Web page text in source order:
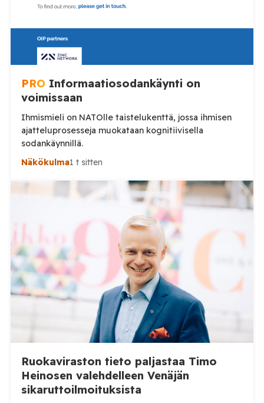
PRO Informaatiosodankäynti on
voimissaan
Ihmismieli on NATOlle taistelukenttä, jossa ihmisen
ajatteluprosesseja muokataan kognitiivisella
sodankäynnillä.
Näkökulma1 t sitten
Ruokaviraston tieto paljastaa Timo
Heinosen valehdelleen Venäjän
sikaruttoilmoituksista